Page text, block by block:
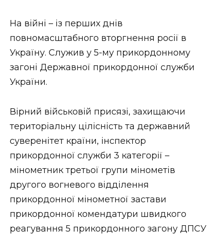
ФОТО
ВІДЕО
На війні – із перших днів
повномасштабного вторгнення росії в
Україну. Служив у 5-му прикордонному
загоні Державної прикордонної служби
України.
Вірний військовій присязі, захищаючи
територіальну цілісність та державний
суверенітет країни, інспектор
прикордонної служби 3 категорії –
мінометник третьої групи мінометів
другого вогневого відділення
прикордонної мінометної застави
прикордонної комендатури швидкого
реагування 5 прикордонного загону ДПСУ